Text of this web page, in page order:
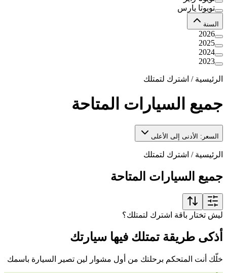
تويوتا يارس
السنة
2026
2025
2024
2023
الرئيسية / اشترك لتمتلك
جميع السيارات المتاحة
السعر: الأدنى إلى الأعلى
الرئيسية / اشترك لتمتلك
جميع السيارات المتاحة
ليش تختار باقة اشترك لتمتلك؟
أذكى طريقة تمتلك فيها سيارتك
خلّك أنت المتحكم برحلتك من أول مشوار لين تصير السيارة باسمك